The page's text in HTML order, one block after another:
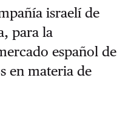
israelí de
para la
español de
en materia de